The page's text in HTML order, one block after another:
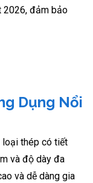
2026, đảm bảo
Dụng Nổi
loại thép có tiết
và độ dày đa
và dễ dàng gia